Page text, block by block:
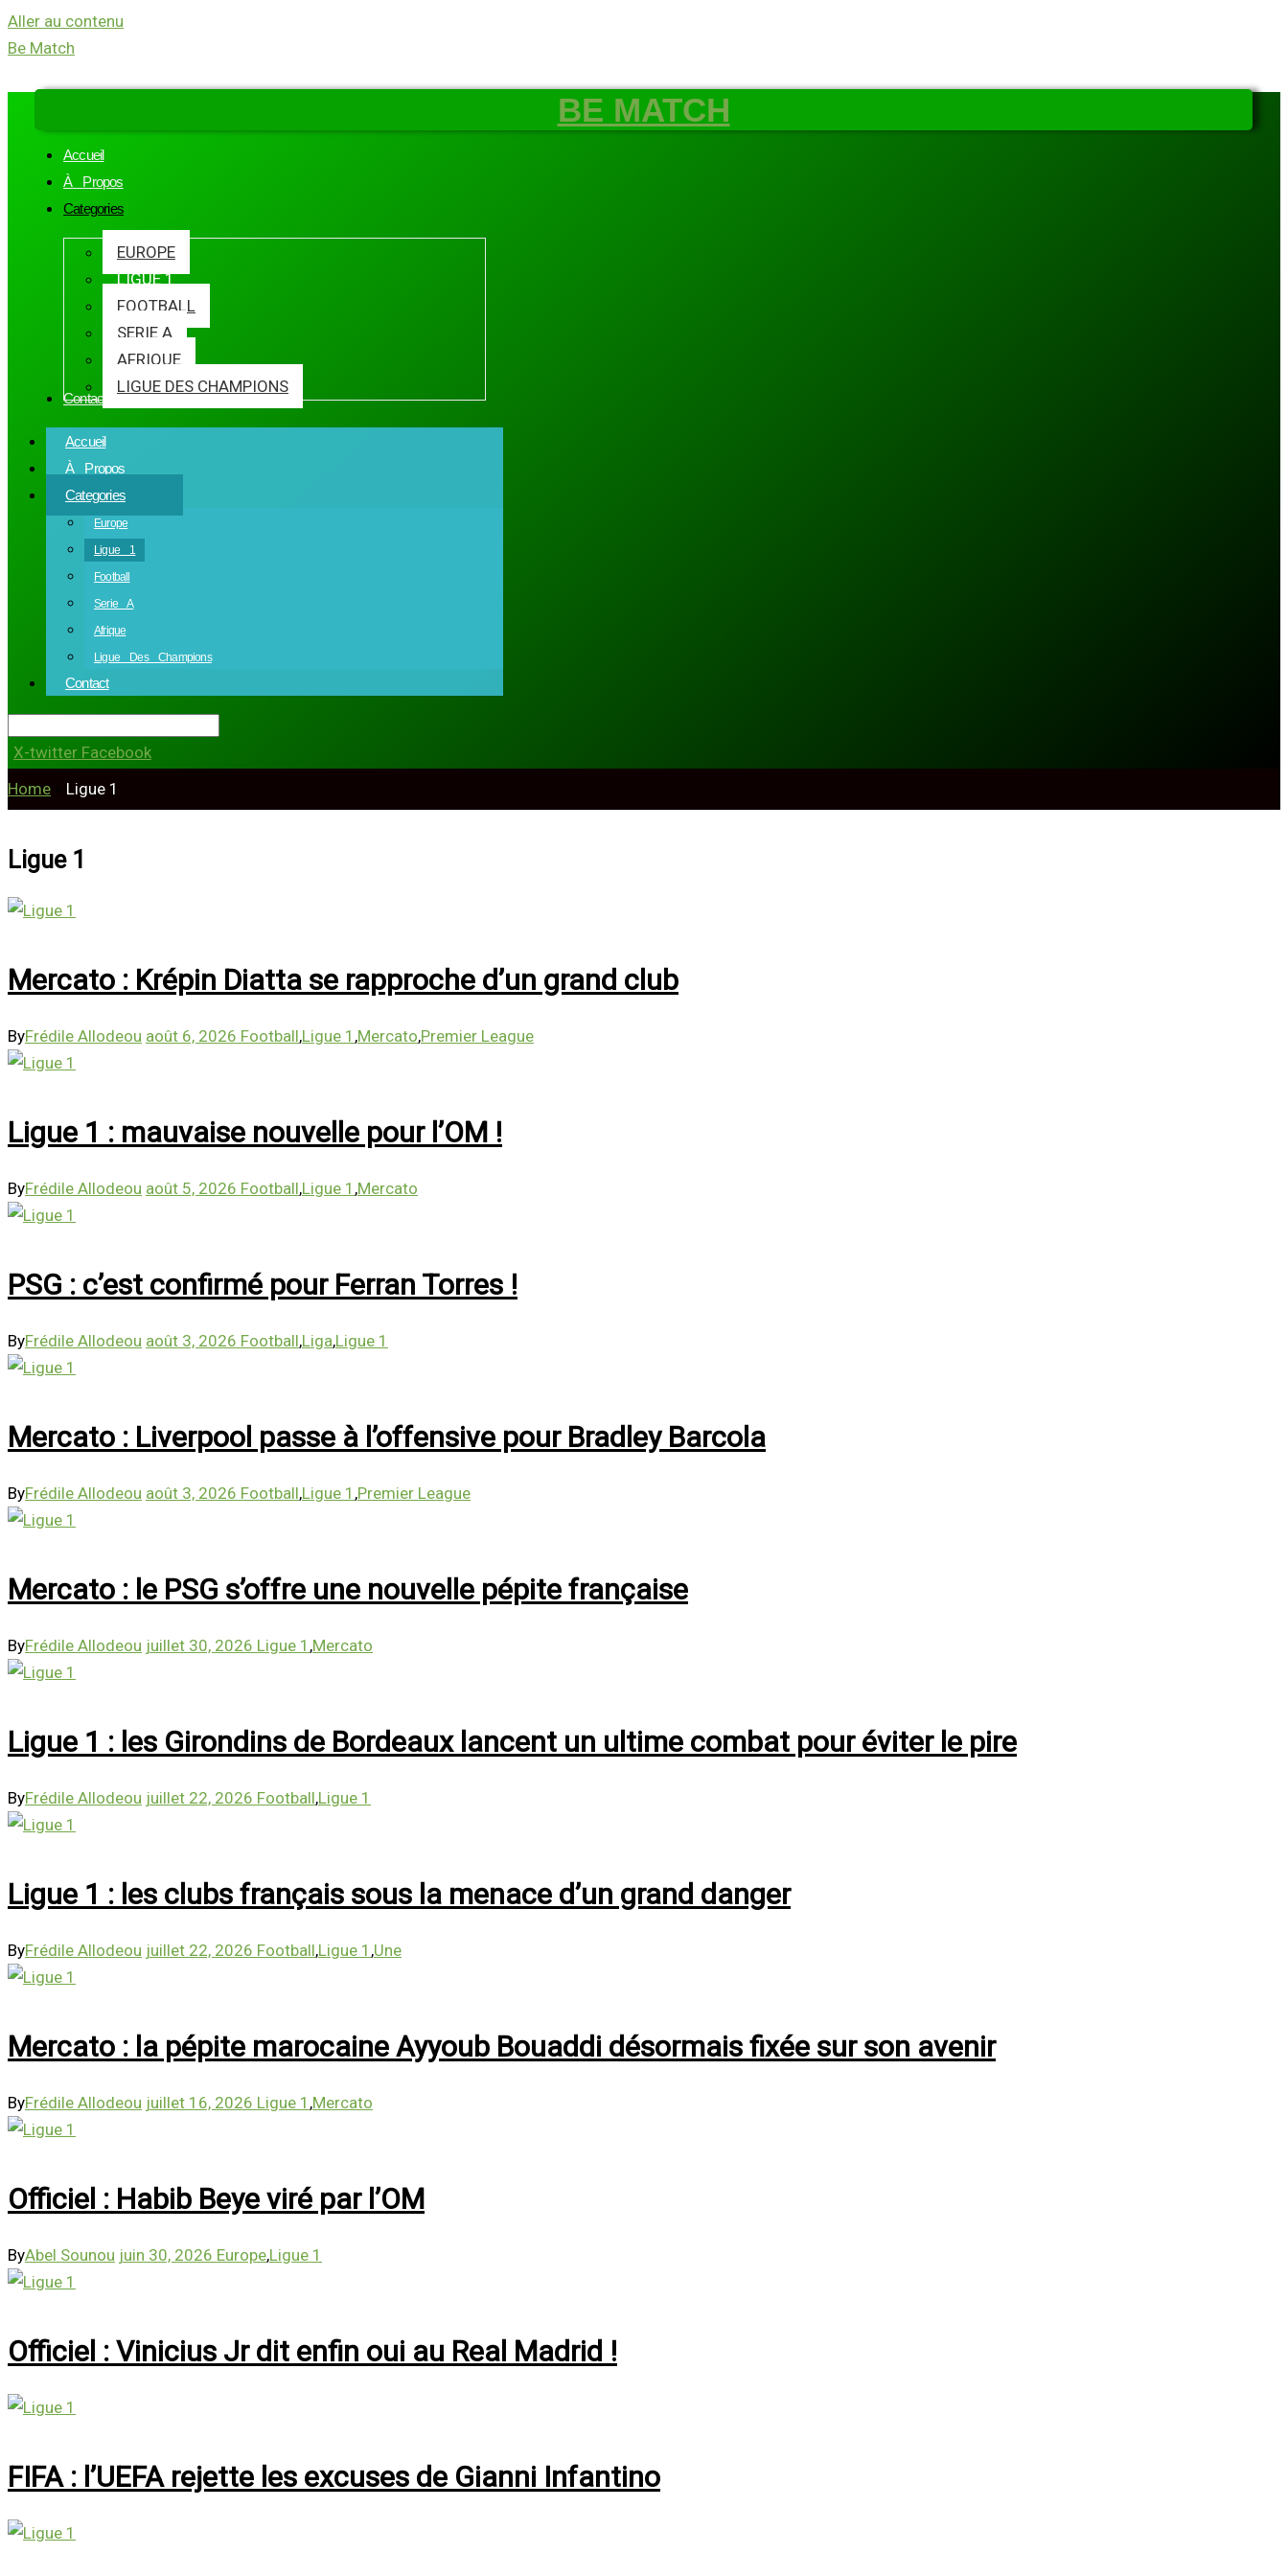
Aller au contenu
Be Match
BE MATCH
Accueil
À Propos
Categories
EUROPE
LIGUE 1
FOOTBALL
SERIE A
AFRIQUE
LIGUE DES CHAMPIONS
Contact
Accueil
À Propos
Categories
Europe
Ligue 1
Football
Serie A
Afrique
Ligue Des Champions
Contact
X-twitter Facebook
Home
Ligue 1
Ligue 1
Mercato : Krépin Diatta se rapproche d’un grand club
ByFrédile Allodeou août 6, 2026 Football,Ligue 1 ,Mercato,Premier League
Ligue 1 : mauvaise nouvelle pour l’OM !
ByFrédile Allodeou août 5, 2026 Football,Ligue 1 ,Mercato
PSG : c’est confirmé pour Ferran Torres !
ByFrédile Allodeou août 3, 2026 Football,Liga,Ligue 1
Mercato : Liverpool passe à l’offensive pour Bradley Barcola
ByFrédile Allodeou août 3, 2026 Football,Ligue 1 ,Premier League
Mercato : le PSG s’offre une nouvelle pépite française
ByFrédile Allodeou juillet 30, 2026 Ligue 1 ,Mercato
Ligue 1 : les Girondins de Bordeaux lancent un ultime combat pour éviter le pire
ByFrédile Allodeou juillet 22, 2026 Football,Ligue 1
Ligue 1 : les clubs français sous la menace d’un grand danger
ByFrédile Allodeou juillet 22, 2026 Football,Ligue 1 ,Une
Mercato : la pépite marocaine Ayyoub Bouaddi désormais fixée sur son avenir
ByFrédile Allodeou juillet 16, 2026 Ligue 1 ,Mercato
Officiel : Habib Beye viré par l’OM
ByAbel Sounou juin 30, 2026 Europe,Ligue 1
Officiel : Vinicius Jr dit enfin oui au Real Madrid !
FIFA : l’UEFA rejette les excuses de Gianni Infantino